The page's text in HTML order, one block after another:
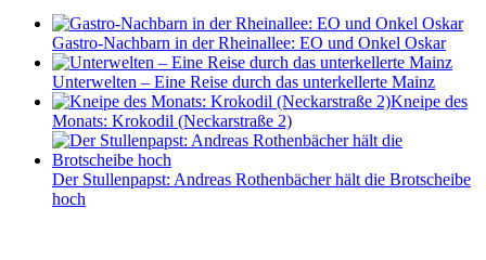
Gastro-Nachbarn in der Rheinallee: EO und Onkel Oskar
Unterwelten – Eine Reise durch das unterkellerte Mainz
Kneipe des
Monats: Krokodil (Neckarstraße 2)
Der Stullenpapst: Andreas Rothenbächer hält die Brotscheibe
hoch